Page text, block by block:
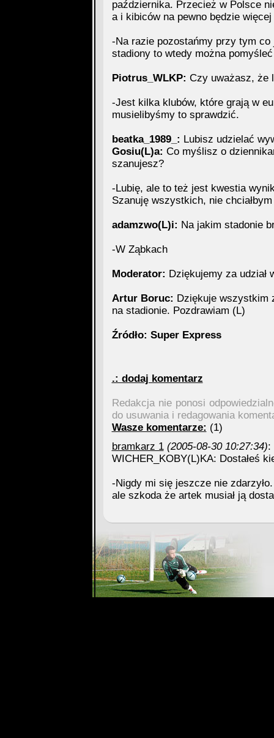
października. Przecież w Polsce
a i kibiców na pewno będzie
-Na razie pozostańmy przy tym
stadiony to wtedy można pomyśleć
Piotrus_WLKP: Czy uważasz, że
-Jest kilka klubów, które grają w
musielibyśmy to sprawdzić.
beatka_1989_: Lubisz udzielać
Gosiu(L)a: Co myślisz o
szanujesz?
-Lubię, ale to też jest kwestia
Szanuję wszystkich, nie
adamzwo(L)i: Na jakim stadonie
-W Ząbkach
Moderator: Dziękujemy za udział
Artur Boruc: Dziękuje wszystkim
na stadionie. Pozdrawiam (L)
Źródło: Super Express
.: dodaj komentarz
Redakcja nie ponosi
do usuwania i redagowania
Wasze komentarze: (1)
bramkarz 1 (2005-08-30 10:27:34):
WICHER_KOBY(L)KA: Dostałeś
-Nigdy mi się jeszcze nie zdarzyło.
ale szkoda że artek musiał ją